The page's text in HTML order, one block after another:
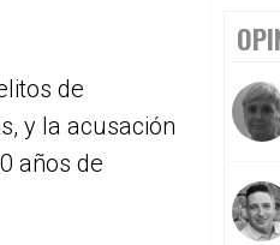
de
y la acusación
años de